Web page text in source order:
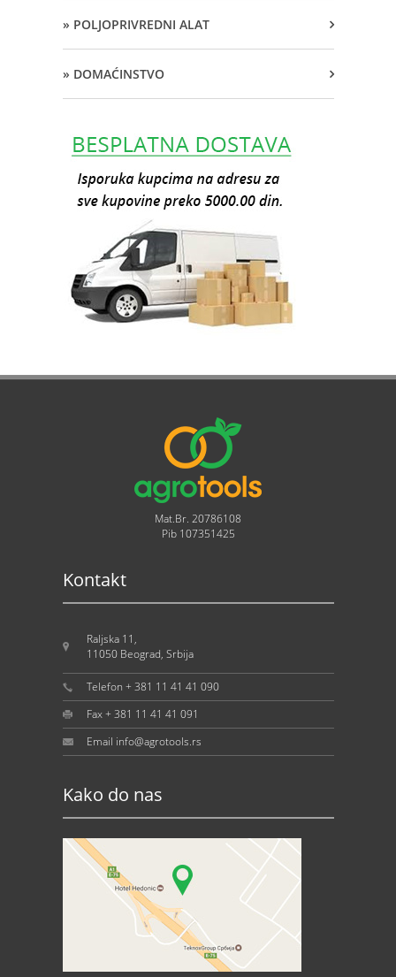
» POLJOPRIVREDNI ALAT
» DOMAĆINSTVO
Mat.Br. 20786108
Pib 107351425
Kontakt
Raljska 11,
11050 Beograd, Srbija
Telefon + 381 11 41 41 090
Fax + 381 11 41 41 091
Email info@agrotools.rs
Kako do nas